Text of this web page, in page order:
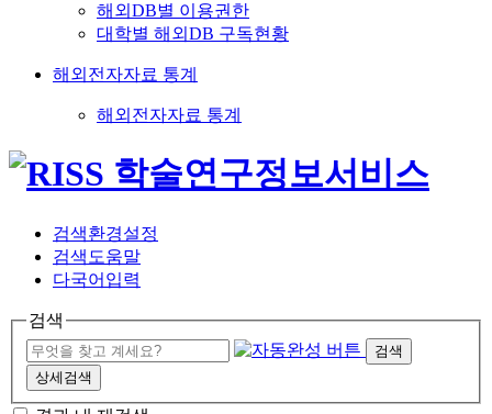
해외DB별 이용권한
대학별 해외DB 구독현황
해외전자자료 통계
해외전자자료 통계
검색환경설정
검색도움말
다국어입력
검색
검색
상세검색